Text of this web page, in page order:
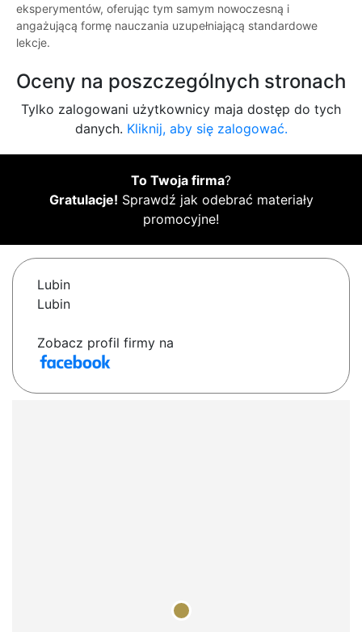
eksperymentów, oferując tym samym nowoczesną i
angażującą formę nauczania uzupełniającą standardowe
lekcje.
Oceny na poszczególnych stronach
Tylko zalogowani użytkownicy maja dostęp do tych
danych. Kliknij, aby się zalogować.
To Twoja firma?
Gratulacje! Sprawdź jak odebrać materiały
promocyjne!
Lubin
Lubin
Zobacz profil firmy na